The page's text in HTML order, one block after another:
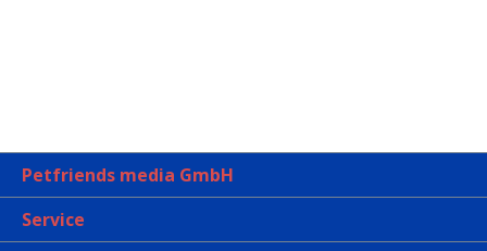
Petfriends media GmbH
Service